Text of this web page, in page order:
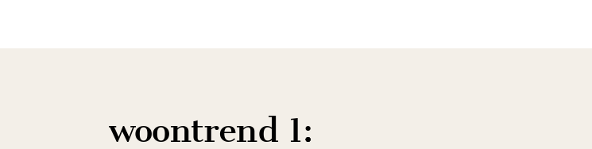
woontrend 1: